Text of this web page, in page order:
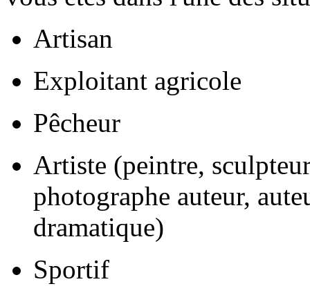
Artisan
Exploitant agricole
Pêcheur
Artiste (peintre,
photographe auteur,
dramatique)
Sportif